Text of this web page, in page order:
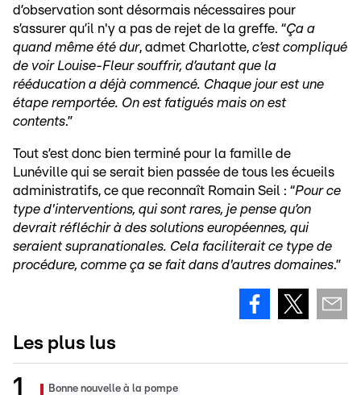
d’observation sont désormais nécessaires pour
s’assurer qu’il n'y a pas de rejet de la greffe. “Ça a
quand même été dur, admet Charlotte, c’est compliqué
de voir Louise-Fleur souffrir, d’autant que la
rééducation a déjà commencé. Chaque jour est une
étape remportée. On est fatigués mais on est
contents.”
Tout s’est donc bien terminé pour la famille de
Lunéville qui se serait bien passée de tous les écueils
administratifs, ce que reconnaît Romain Seil : “Pour ce
type d'interventions, qui sont rares, je pense qu’on
devrait réfléchir à des solutions européennes, qui
seraient supranationales. Cela faciliterait ce type de
procédure, comme ça se fait dans d'autres domaines.”
Les plus lus
Bonne nouvelle à la pompe